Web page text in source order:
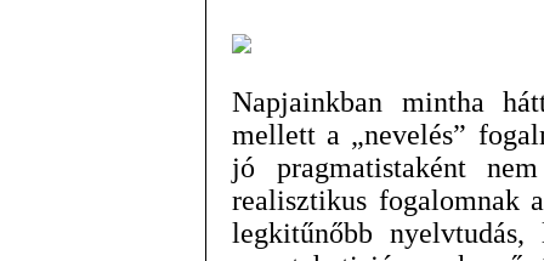
Napjainkban mintha
mellett a „nevelés”
jó pragmatistaként
realisztikus fogalomnak
legkitűnőbb nyelvtudás,